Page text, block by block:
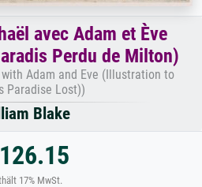
avec Adam et Ève
Perdu de Milton)
Adam and Eve (Illustration to
Paradise Lost))
Blake
17% MwSt.